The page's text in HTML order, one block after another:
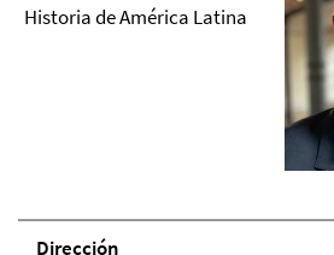
Historia de América Latina
Dirección